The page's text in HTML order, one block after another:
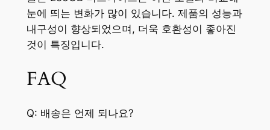
눈에 띄는 변화가 많이 있습니다. 제품의 성능과
내구성이 향상되었으며, 더욱 호환성이 좋아진
것이 특징입니다.
FAQ
Q: 배송은 언제 되나요?